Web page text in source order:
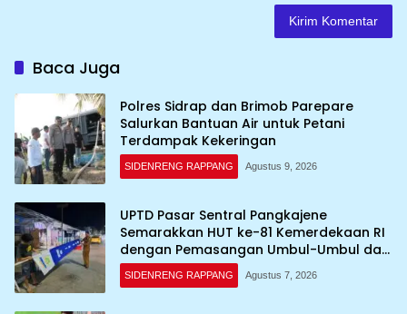
Baca Juga
Polres Sidrap dan Brimob Parepare
Salurkan Bantuan Air untuk Petani
Terdampak Kekeringan
SIDENRENG RAPPANG Agustus 9, 2026
UPTD Pasar Sentral Pangkajene
Semarakkan HUT ke-81 Kemerdekaan RI
dengan Pemasangan Umbul-Umbul dan
Dekorasi Merah Putih
SIDENRENG RAPPANG Agustus 7, 2026